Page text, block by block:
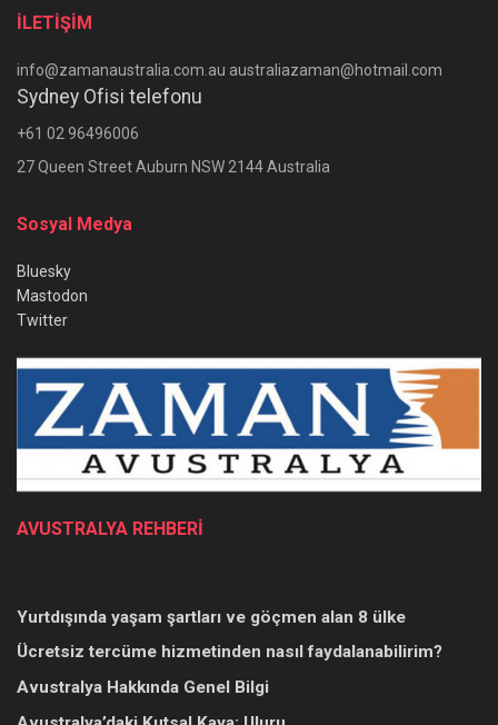
İLETİŞİM
info@zamanaustralia.com.au australiazaman@hotmail.com
Sydney Ofisi telefonu
+61 02 96496006
27 Queen Street Auburn NSW 2144 Australia
Sosyal Medya
Bluesky
Mastodon
Twitter
AVUSTRALYA REHBERİ
Yurtdışında yaşam şartları ve göçmen alan 8 ülke
Ücretsiz tercüme hizmetinden nasıl faydalanabilirim?
Avustralya Hakkında Genel Bilgi